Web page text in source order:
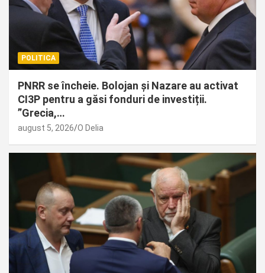
POLITICA
PNRR se încheie. Bolojan și Nazare au activat
CI3P pentru a găsi fonduri de investiții.
”Grecia,…
august 5, 2026 O Delia